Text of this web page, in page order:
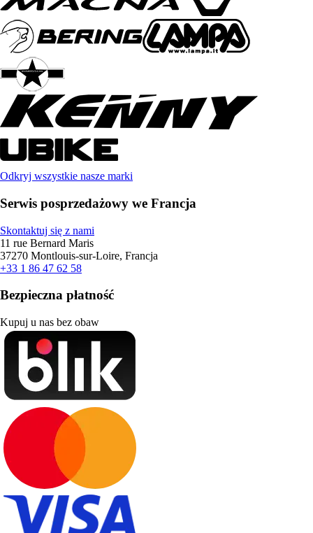
Odkryj wszystkie nasze marki
Serwis posprzedażowy we Francja
Skontaktuj się z nami
11 rue Bernard Maris
37270 Montlouis-sur-Loire, Francja
+33 1 86 47 62 58
Bezpieczna płatność
Kupuj u nas bez obaw